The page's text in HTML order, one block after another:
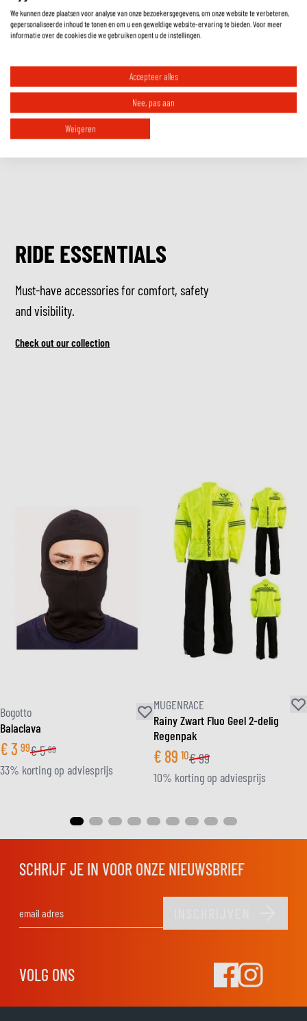
Hoe controleer ik of de helm echt goed zit?
Is een ECE gekeurde motorhelm toegestaan in mijn land?
RIDE ESSENTIALS
Must-have accessories for comfort, safety
and visibility.
Check out our collection
Bogotto
Balaclava
€3 99€5 99
33% korting op adviesprijs
MUGENRACE
Rainy Zwart Fluo Geel 2-delig
Regenpak
€ 89 10€99
10% korting op adviesprijs
SCHRIJF JE IN VOOR ONZE NIEUWSBRIEF
VOLG ONS
We kunnen deze plaatsen voor analyse van onze bezoekersgegevens, om onze website te verbeteren,
gepersonaliseerde inhoud te tonen en om u een geweldige website-ervaring te bieden. Voor meer
informatie over de cookies die we gebruiken opent u de instellingen.
Accepteer alles
Nee, pas aan
Weigeren